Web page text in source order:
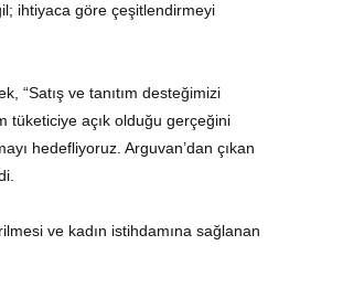
ihtiyaca göre çeşitlendirmeyi
“Satış ve tanıtım desteğimizi
tüketiciye açık olduğu gerçeğini
hedefliyoruz. Arguvan’dan çıkan
ve kadın istihdamına sağlanan